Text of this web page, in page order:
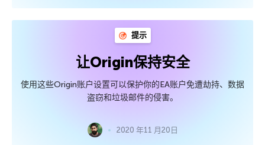
提示
让Origin保持安全
使用这些Origin账户设置可以保护你的EA账户免遭劫持、数据
盗窃和垃圾邮件的侵害。
2020 年11 月20日